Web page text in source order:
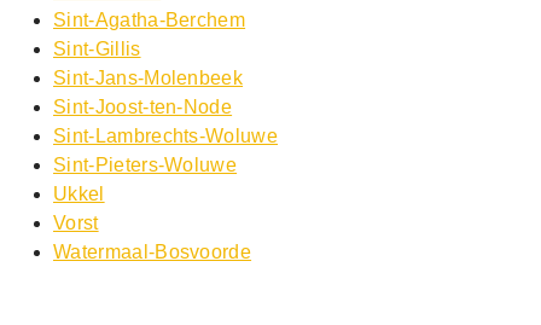
Sint-Agatha-Berchem
Sint-Gillis
Sint-Jans-Molenbeek
Sint-Joost-ten-Node
Sint-Lambrechts-Woluwe
Sint-Pieters-Woluwe
Ukkel
Vorst
Watermaal-Bosvoorde